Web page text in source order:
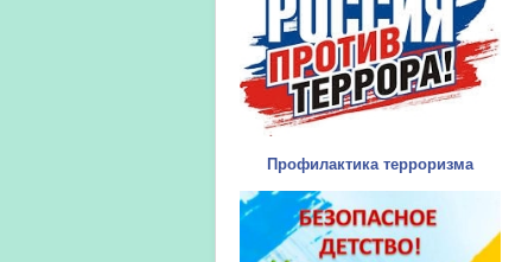
Профилактика терроризма